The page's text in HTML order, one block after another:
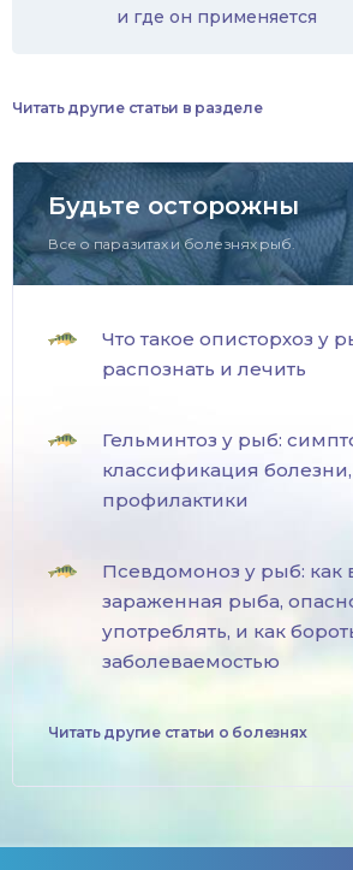
и где он применяется
Читать другие статьи в разделе
Будьте осторожны
Все о паразитах и болезнях рыб.
Что такое описторхоз у
распознать и лечить
Гельминтоз у рыб:
классификация
профилактики
Псевдомоноз у рыб: как
зараженная рыба,
употреблять, и как
заболеваемостью
Читать другие статьи о болезнях